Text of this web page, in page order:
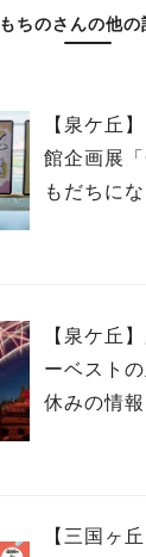
もちのさんの他の
【泉ケ丘
館企画展
もだちに
【泉ケ丘
ーベスト
休みの情
【三国ヶ